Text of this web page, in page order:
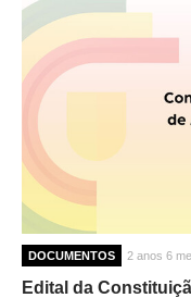
DOCUMENTOS 2 anos 6
Edital da